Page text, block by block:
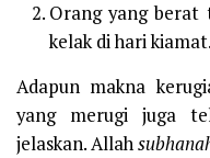
Orang yang berat
kelak di hari kiamat.
Adapun makna
yang merugi juga
jelaskan. Allah